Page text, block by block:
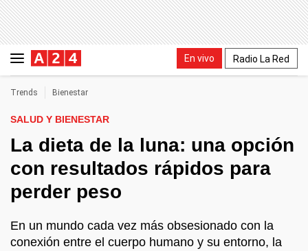
En vivo Radio La Red
Trends Bienestar
SALUD Y BIENESTAR
La dieta de la luna: una opción
con resultados rápidos para
perder peso
En un mundo cada vez más obsesionado con la
conexión entre el cuerpo humano y su entorno, la